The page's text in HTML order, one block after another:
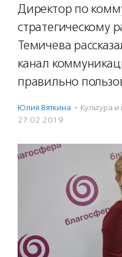
Директор по
стратегическому
Темичева
канал
правильно
Юлия Вяткина · Культура
27.02.2019